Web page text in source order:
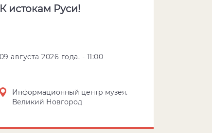
К истокам Руси!
09 августа 2026 года. - 11:00
Информационный центр музея.
Великий Новгород